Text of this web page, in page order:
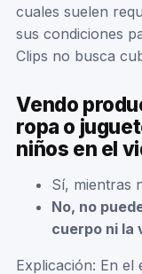
cuales suelen
sus condiciones
Clips no busca
Vendo
ropa o
niños en el
Sí, mientras
No, no
cuerpo ni la
Explicación: En el